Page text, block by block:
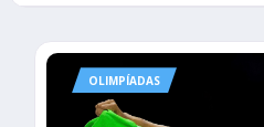
OLIMPÍADAS